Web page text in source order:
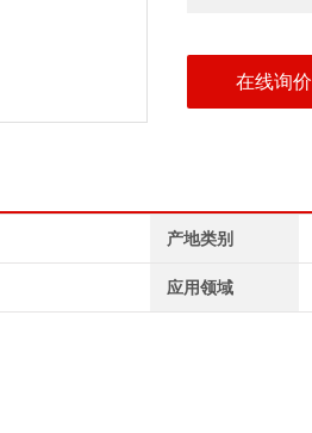
在线询价
产地类别
应用领域